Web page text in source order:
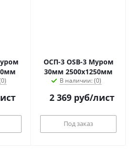
ОСП-3 OSB-3 Муром
30мм 2500х1250мм
В наличии: (0)
2 369руб/лист
Под заказ